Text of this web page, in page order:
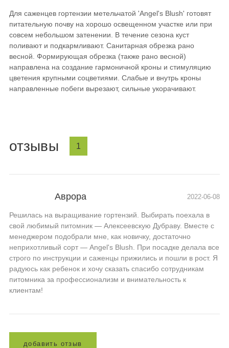
Для саженцев гортензии метельчатой 'Angel's Blush' готовят
питательную почву на хорошо освещенном участке или при
совсем небольшом затенении. В течение сезона куст
поливают и подкармливают. Санитарная обрезка рано
весной. Формирующая обрезка (также рано весной)
направлена на создание гармоничной кроны и стимуляцию
цветения крупными соцветиями. Слабые и внутрь кроны
направленные побеги вырезают, сильные укорачивают.
отзывы 1
Аврора 2022-06-08
Решилась на выращивание гортензий. Выбирать поехала в
свой любимый питомник — Алексеевскую Дубраву. Вместе с
менеджером подобрали мне, как новичку, достаточно
неприхотливый сорт — Angel's Blush. При посадке делала все
строго по инструкции и саженцы прижились и пошли в рост. Я
радуюсь как ребенок и хочу сказать спасибо сотрудникам
питомника за профессионализм и внимательность к
клиентам!
доба вит ь отз ыв